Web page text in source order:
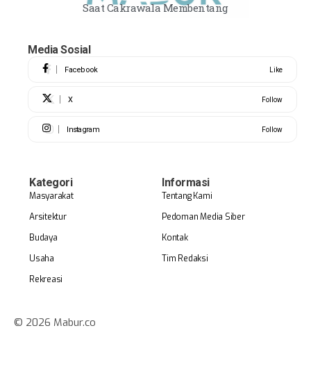
Saat Cakrawala Membentang
Media Sosial
Facebook Like
X Follow
Instagram Follow
Kategori
Masyarakat
Arsitektur
Budaya
Usaha
Rekreasi
Informasi
Tentang Kami
Pedoman Media Siber
Kontak
Tim Redaksi
© 2026 Mabur.co